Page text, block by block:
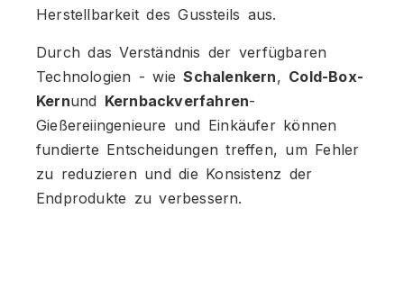
Herstellbarkeit des Gussteils aus.
Durch das Verständnis der verfügbaren
Technologien - wieSchalenkern, Cold-Box-
Kernund Kernbackverfahren-
Gießereiingenieure und Einkäufer können
fundierte Entscheidungen treffen, um Fehler
zu reduzieren und die Konsistenz der
Endprodukte zu verbessern.